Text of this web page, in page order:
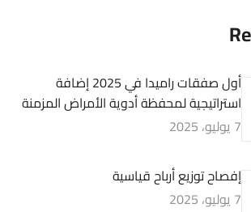
أول صفقات راميدا في 2025 إضافة
استراتيجية لمحفظة أدوية الأمراض المزمنة
7 يوليو، 2025
إفصاح توزيع أرباح قياسية
7 يوليو، 2025